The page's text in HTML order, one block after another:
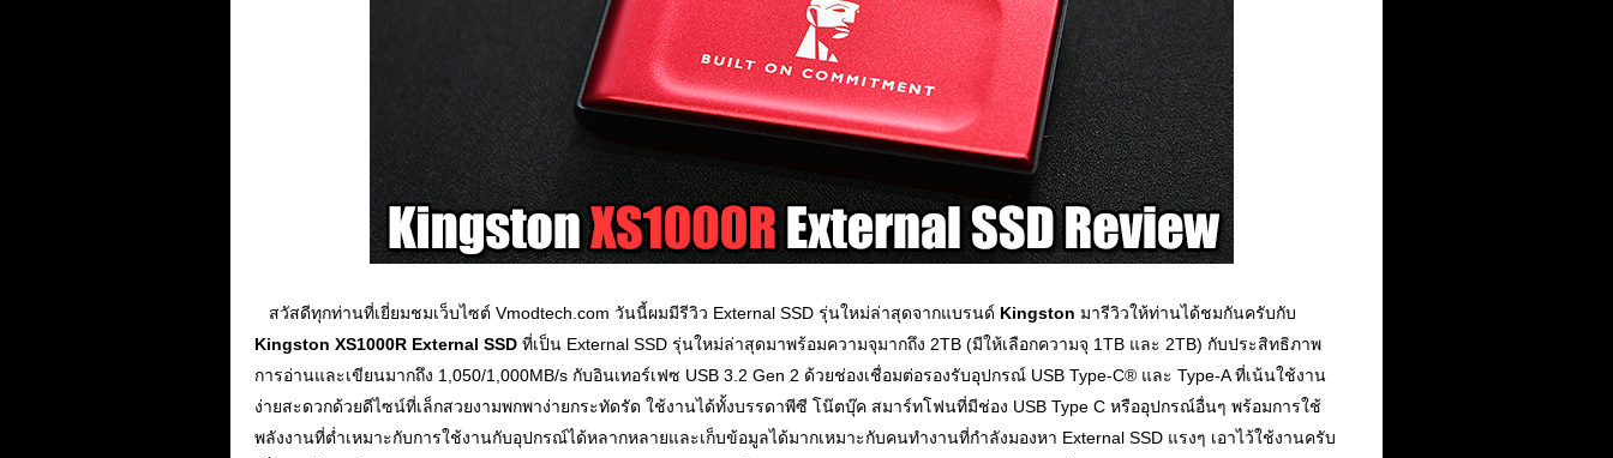
สวัสดีทุกท่านที่เยี่ยมชมเว็บไซต์ Vmodtech.com วันนี้ผมมีรีวิว External SSD รุ่นใหม่ล่าสุดจากแบรนด์ Kingston มารีวิวให้ท่านได้ชมกันครับกับ
Kingston XS1000R External SSD ที่เป็น External SSD รุ่นใหม่ล่าสุดมาพร้อมความจุมากถึง 2TB (มีให้เลือกความจุ 1TB และ 2TB) กับประสิทธิภาพ
การอ่านและเขียนมากถึง 1,050/1,000MB/s กับอินเทอร์เฟซ USB 3.2 Gen 2 ด้วยช่องเชื่อมต่อรองรับอุปกรณ์ USB Type-C® และ Type-A ที่เน้นใช้งาน
ง่ายสะดวกด้วยดีไซน์ที่เล็กสวยงามพกพาง่ายกระทัดรัด ใช้งานได้ทั้งบรรดาพีซี โน๊ตบุ๊ค สมาร์ทโฟนที่มีช่อง USB Type C หรืออุปกรณ์อื่นๆ พร้อมการใช้
พลังงานที่ต่ำเหมาะกับการใช้งานกับอุปกรณ์ได้หลากหลายและเก็บข้อมูลได้มากเหมาะกับคนทำงานที่กำลังมองหา External SSD แรงๆ เอาไว้ใช้งานครับ